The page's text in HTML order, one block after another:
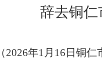
辞去铜
（2026年1月16日铜